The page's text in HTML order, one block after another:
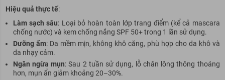
Hiệu quả thực tế:
Làm sạch sâu: Loại bỏ hoàn toàn lớp trang điểm (kể cả mascara
chống nước) và kem chống nắng SPF 50+ trong 1 lần sử dụng.
Dưỡng ẩm: Da mềm mịn, không khô căng, phù hợp cho da khô và
da nhạy cảm.
Ngăn ngừa mụn: Sau 2 tuần sử dụng, lỗ chân lông thông thoáng
hơn, mụn ẩn giảm khoảng 20–30%.